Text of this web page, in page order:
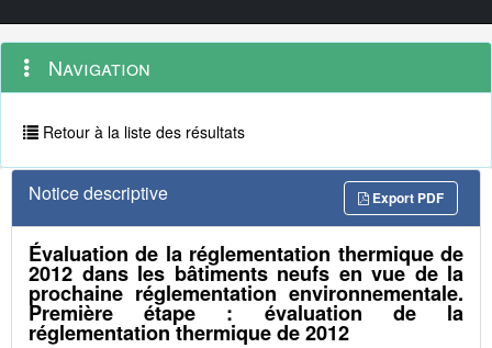
Navigation
outils
Menu
contextuel
Navigation
Retour à la liste des résultats
Notice descriptive Export PDF
Évaluation de la réglementation thermique de
2012 dans les bâtiments neufs en vue de la
prochaine réglementation environnementale.
Première étape : évaluation de la
réglementation thermique de 2012